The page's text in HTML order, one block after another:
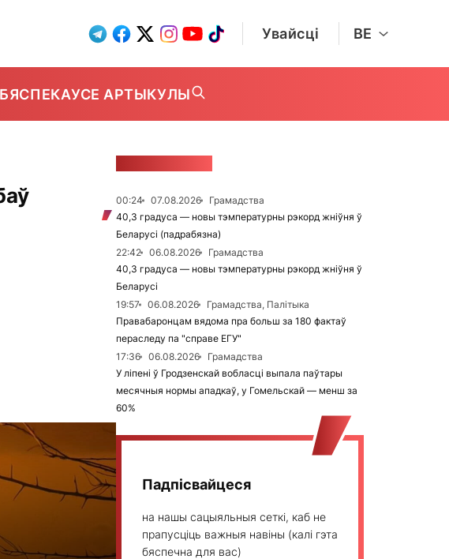
Увайсці BE
БЯСПЕКАУСЕ АРТЫКУЛЫ
00:24 07.08.2026
Грамадства
40,3 градуса — новы тэмпературны рэкорд жніўня ў
Беларусі (падрабязна)
22:42
06.08.2026
Грамадства
40,3 градуса — новы тэмпературны рэкорд жніўня ў
Беларусі
19:57
06.08.2026
Грамадства, Палітыка
Правабаронцам вядома пра больш за 180 фактаў
пераследу па "справе ЕГУ"
17:36
06.08.2026
Грамадства
У ліпені ў Гродзенскай вобласці выпала паўтары
месячныя нормы ападкаў, у Гомельскай — менш за
60%
Падпісвайцеся
на нашы сацыяльныя сеткі, каб не
прапусціць важныя навіны (калі гэта
бяспечна для вас)